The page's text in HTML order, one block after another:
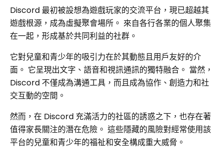
Discord 最初被設想為遊戲玩家的交流平台，現已超越其
遊戲根源，成為虛擬聚會場所。 來自各行各業的個人聚集
在一起，形成基於共同利益的社群。
它對兒童和青少年的吸引力在於其動態且用戶友好的介
面。 它呈現出文字、語音和視訊通訊的獨特融合。 當然，
Discord 不僅成為溝通工具，而且成為協作、創造力和社
交互動的空間。
然而，在 Discord 充滿活力的社區的誘惑之下，也存在著
值得家長關注的潛在危險。 這些隱藏的風險對經常使用該
平台的兒童和青少年的福祉和安全構成重大威脅。